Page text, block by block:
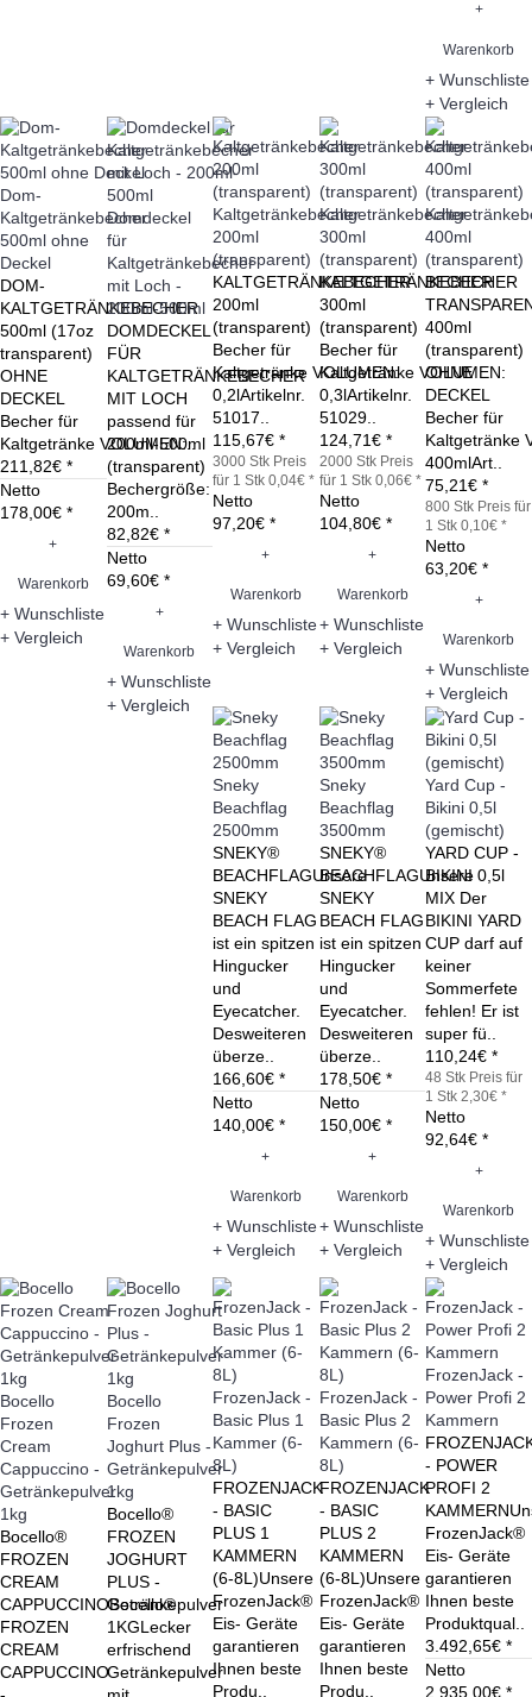
+
Warenkorb
+ Wunschliste
+ Vergleich
Dom-
Kaltgetränkebecher
500ml ohne
Deckel
DOM-
KALTGETRÄNKEBECHER
500ml (17oz
transparent)
OHNE
DECKEL
Becher für
Kaltgetränke VOLUMEN:..
211,82€ *
Netto
178,00€ *
+
Warenkorb
+ Wunschliste
+ Vergleich
Domdeckel
für
Kaltgetränkebecher
mit Loch -
200ml-500ml
DOMDECKEL
FÜR
KALTGETRÄNKEBECHER
MIT LOCH
passend für
200ml-500ml
(transparent)
Bechergröße:
200m..
82,82€ *
Netto
69,60€ *
+
Warenkorb
+ Wunschliste
+ Vergleich
Kaltgetränkebecher
200ml
(transparent)
KALTGETRÄNKEBECHER
200ml
(transparent)
Becher für
Kaltgetränke VOLUMEN:
0,2lArtikelnr.
51017..
115,67€ *
3000 Stk Preis
für 1 Stk 0,04€ *
Netto
97,20€ *
+
Warenkorb
+ Wunschliste
+ Vergleich
Kaltgetränkebecher
300ml
(transparent)
KALTGETRÄNKEBECHER
300ml
(transparent)
Becher für
Kaltgetränke VOLUMEN:
0,3lArtikelnr.
51029..
124,71€ *
2000 Stk Preis
für 1 Stk 0,06€ *
Netto
104,80€ *
+
Warenkorb
+ Wunschliste
+ Vergleich
400ml
(transparent)
BECHER
400ml
(transparent)
OHNE
DECKEL
Becher für
Kaltgetränke
400mlArt..
75,21€ *
800 Stk Preis für
1 Stk 0,10€ *
Netto
63,20€ *
+
Warenkorb
+ Wunschliste
+ Vergleich
Sneky
Beachflag
2500mm
SNEKY®
BEACHFLAGUnsere
SNEKY
BEACH FLAG
ist ein spitzen
Hingucker
und
Eyecatcher.
Desweiteren
überze..
166,60€ *
Netto
140,00€ *
+
Warenkorb
+ Wunschliste
+ Vergleich
Sneky
Beachflag
3500mm
SNEKY®
BEACHFLAGUnsere
SNEKY
BEACH FLAG
ist ein spitzen
Hingucker
und
Eyecatcher.
Desweiteren
überze..
178,50€ *
Netto
150,00€ *
+
Warenkorb
+ Wunschliste
+ Vergleich
Yard Cup -
Bikini 0,5l
(gemischt)
YARD CUP -
BIKINI 0,5l
MIX Der
BIKINI YARD
CUP darf auf
keiner
Sommerfete
fehlen! Er ist
super fü..
110,24€ *
48 Stk Preis für
1 Stk 2,30€ *
Netto
92,64€ *
+
Warenkorb
+ Wunschliste
+ Vergleich
Bocello
Frozen
Cream
Cappuccino -
Getränkepulver
1kg
Bocello®
FROZEN
CREAM
CAPPUCCINOBocello®
FROZEN
CREAM
CAPPUCCINO
Bocello
Frozen
Joghurt Plus -
Getränkepulver
1kg
Bocello®
FROZEN
JOGHURT
PLUS -
Getränkepulver
1KGLecker
erfrischend
Getränkepulver
FrozenJack -
Basic Plus 1
Kammer (6-
8L)
FROZENJACK
- BASIC
PLUS 1
KAMMERN
(6-8L)Unsere
FrozenJack®
Eis- Geräte
garantieren
Ihnen beste
Produ..
FrozenJack -
Basic Plus 2
Kammern (6-
8L)
FROZENJACK
- BASIC
PLUS 2
KAMMERN
(6-8L)Unsere
FrozenJack®
Eis- Geräte
garantieren
Ihnen beste
Produ..
FrozenJack -
Power Profi 2
Kammern
- POWER
PROFI 2
FrozenJack®
Eis- Geräte
garantieren
Ihnen beste
Produktqual..
3.492,65€ *
Netto
2.935,00€ *